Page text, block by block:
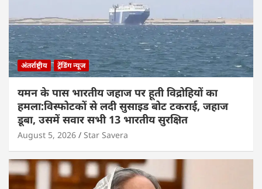
अंतर्राष्ट्रीय ट्रेंडिंग न्यूज
यमन के पास भारतीय जहाज पर हूती विद्रोहियों का
हमला:विस्फोटकों से लदी सुसाइड बोट टकराई, जहाज
डूबा, उसमें सवार सभी 13 भारतीय सुरक्षित
August 5, 2026 Star Savera